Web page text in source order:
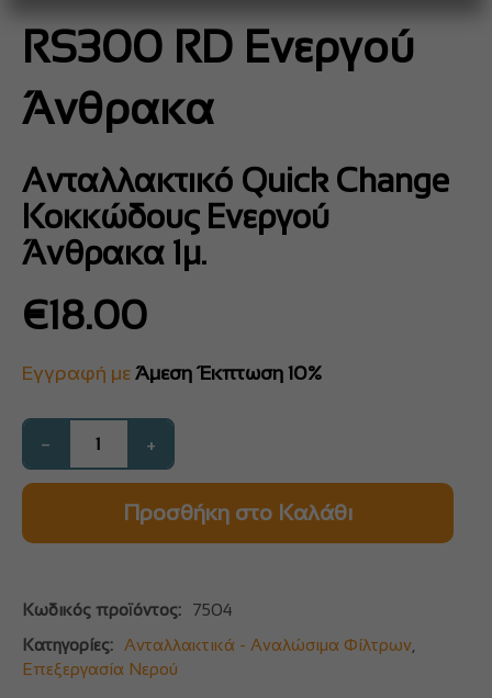
RS300 RD Ενεργού
Άνθρακα
Ανταλλακτικό Quick Change
Κοκκώδους Ενεργού
Άνθρακα 1μ.
€18.00
Εγγραφή με Άμεση Έκπτωση 10%
− +
Προσθήκη στο Καλάθι
Κωδικός προϊόντος:
7504
Κατηγορίες:
Ανταλλακτικά - Αναλώσιμα Φίλτρων
Επεξεργασία Νερού